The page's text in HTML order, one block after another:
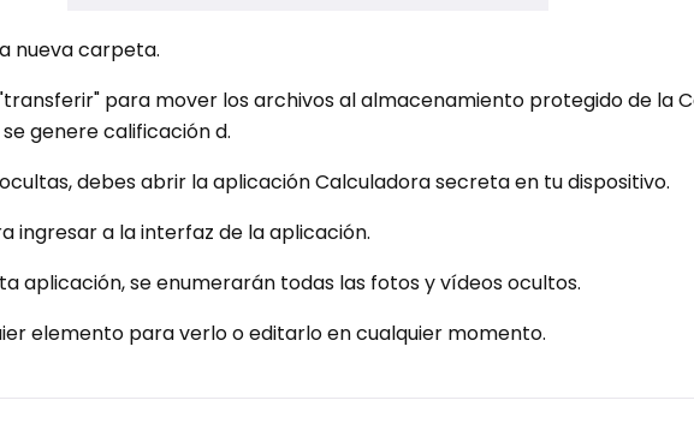
nueva carpeta.
para mover los archivos al almacenamiento protegido de la
genere calificación d.
debes abrir la aplicación Calculadora secreta en tu dispositivo.
ingresar a la interfaz de la aplicación.
aplicación, se enumerarán todas las fotos y vídeos ocultos.
elemento para verlo o editarlo en cualquier momento.